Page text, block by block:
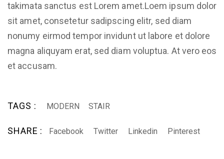
takimata sanctus est Lorem amet.Loem ipsum dolor
sit amet, consetetur sadipscing elitr, sed diam
nonumy eirmod tempor invidunt ut labore et dolore
magna aliquyam erat, sed diam voluptua. At vero eos
et accusam.
TAGS : MODERN STAIR
SHARE : Facebook Twitter Linkedin Pinterest